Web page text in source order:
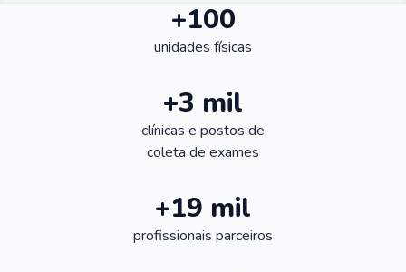
+100
unidades físicas
+3 mil
clínicas e postos de
coleta de exames
+19 mil
profissionais parceiros